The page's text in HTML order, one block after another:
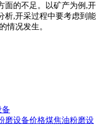
面的不足。以矿产为例,开
析,开采过程中要考虑到能
情况发生。
备
磨设备价格煤焦油粉磨设